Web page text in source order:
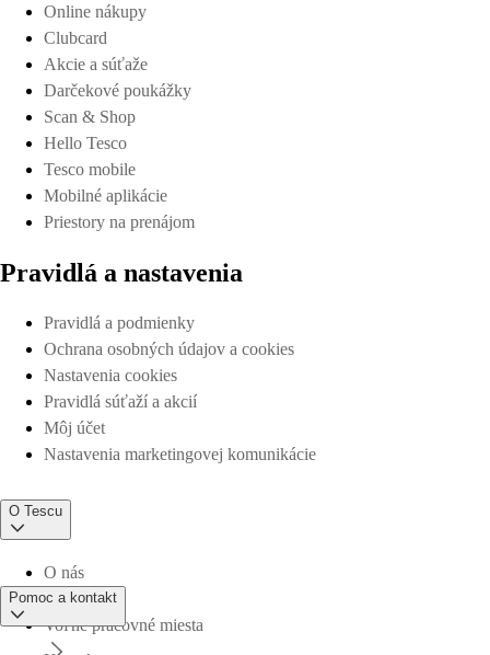
Online nákupy
Clubcard
Akcie a súťaže
Darčekové poukážky
Scan & Shop
Hello Tesco
Tesco mobile
Mobilné aplikácie
Priestory na prenájom
Pravidlá a nastavenia
Pravidlá a podmienky
Ochrana osobných údajov a cookies
Nastavenia cookies
Pravidlá súťaží a akcií
Môj účet
Nastavenia marketingovej komunikácie
O Tescu
O nás
Voľné pracovné miesta
Pomoc a kontakt